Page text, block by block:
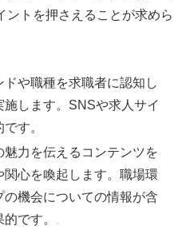
ントを押さえることが求めら
ドや職種を求職者に認知し
します。SNSや求人サイ
す。
魅力を伝えるコンテンツを
心を喚起します。職場環
機会についての情報が含
です。